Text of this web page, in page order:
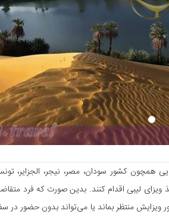
همچون کشور سودان، مصر، نیجر، الجزایر،
لیبی اقدام کنند. بدین صورت که فرد
ویزایش منتظر بماند یا می‌تواند بدون حضور